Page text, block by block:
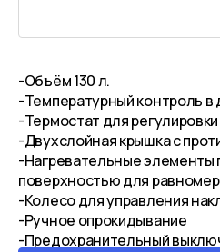
-Объём 130 л.
-Температурный контроль в
-Термостат для
-Двухслойная крышка с
-Нагревательные элементы
поверхностью для
-Колесо для управления
-Ручное опрокидывание
-Предохранительный